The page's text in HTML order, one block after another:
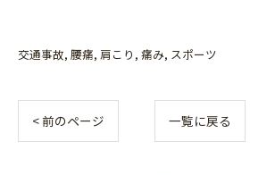
交通事故 腰痛 肩こり 痛み スポーツ
< 前のページ 一覧に戻る